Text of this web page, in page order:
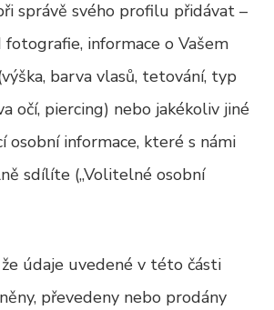
správě svého profilu přidávat –
fotografie, informace o Vašem
barva vlasů, tetování, typ
očí, piercing) nebo jakékoliv jiné
osobní informace, které s námi
sdílíte („Volitelné osobní
údaje uvedené v této části
převedeny nebo prodány